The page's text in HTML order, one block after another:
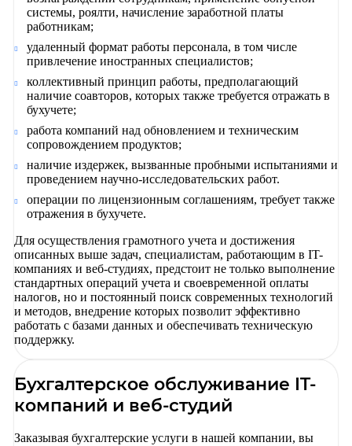
системы, роялти, начисление заработной платы
работникам;
удаленный формат работы персонала, в том числе
привлечение иностранных специалистов;
коллективный принцип работы, предполагающий
наличие соавторов, которых также требуется отражать в
бухучете;
работа компаний над обновлением и техническим
сопровождением продуктов;
наличие издержек, вызванные пробными испытаниями и
проведением научно-исследовательских работ.
операции по лицензионным соглашениям, требует также
отражения в бухучете.
Для осуществления грамотного учета и достижения
описанных выше задач, специалистам, работающим в IT-
компаниях и веб-студиях, предстоит не только выполнение
стандартных операций учета и своевременной оплаты
налогов, но и постоянный поиск современных технологий
и методов, внедрение которых позволит эффективно
работать с базами данных и обеспечивать техническую
поддержку.
Бухгалтерское обслуживание IT-
компаний и веб-студий
Заказывая бухгалтерские услуги в нашей компании, вы